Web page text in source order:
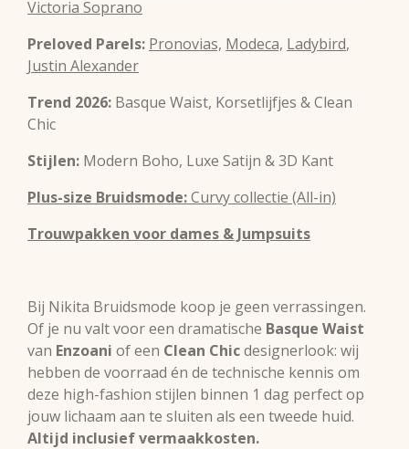
Victoria Soprano
Preloved Parels: Pronovias, Modeca, Ladybird,
Justin Alexander
Trend 2026: Basque Waist, Korsetlijfjes & Clean
Chic
Stijlen: Modern Boho, Luxe Satijn & 3D Kant
Plus-size Bruidsmode:Curvy collectie (All-in)
Trouwpakken voor dames & Jumpsuits
Bij Nikita Bruidsmode koop je geen verrassingen.
Of je nu valt voor een dramatische Basque Waist
van Enzoani of een Clean Chicdesignerlook: wij
hebben de voorraad én de technische kennis om
deze high-fashion stijlen binnen 1 dag perfect op
jouw lichaam aan te sluiten als een tweede huid.
Altijd inclusief vermaakkosten.